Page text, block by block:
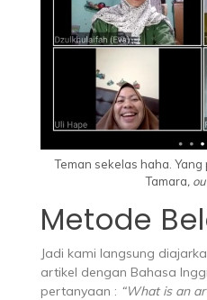
Teman sekelas haha.
Tamara,
Metode
Jadi kami langsung
artikel dengan Bahasa
pertanyaan : “What is an